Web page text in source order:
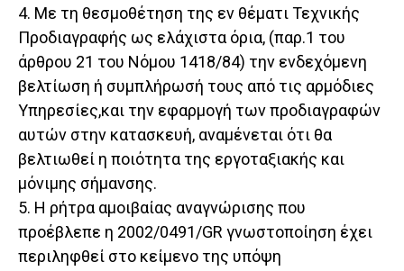
4. Με τη θεσμοθέτηση της εν θέματι Τεχνικής
Προδιαγραφής ως ελάχιστα όρια, (παρ.1 του
άρθρου 21 του Νόμου 1418/84) την ενδεχόμενη
βελτίωση ή συμπλήρωσή τους από τις αρμόδιες
Υπηρεσίες,και την εφαρμογή των προδιαγραφών
αυτών στην κατασκευή, αναμένεται ότι θα
βελτιωθεί η ποιότητα της εργοταξιακής και
μόνιμης σήμανσης.
5. Η ρήτρα αμοιβαίας αναγνώρισης που
προέβλεπε η 2002/0491/GR γνωστοποίηση έχει
περιληφθεί στο κείμενο της υπόψη